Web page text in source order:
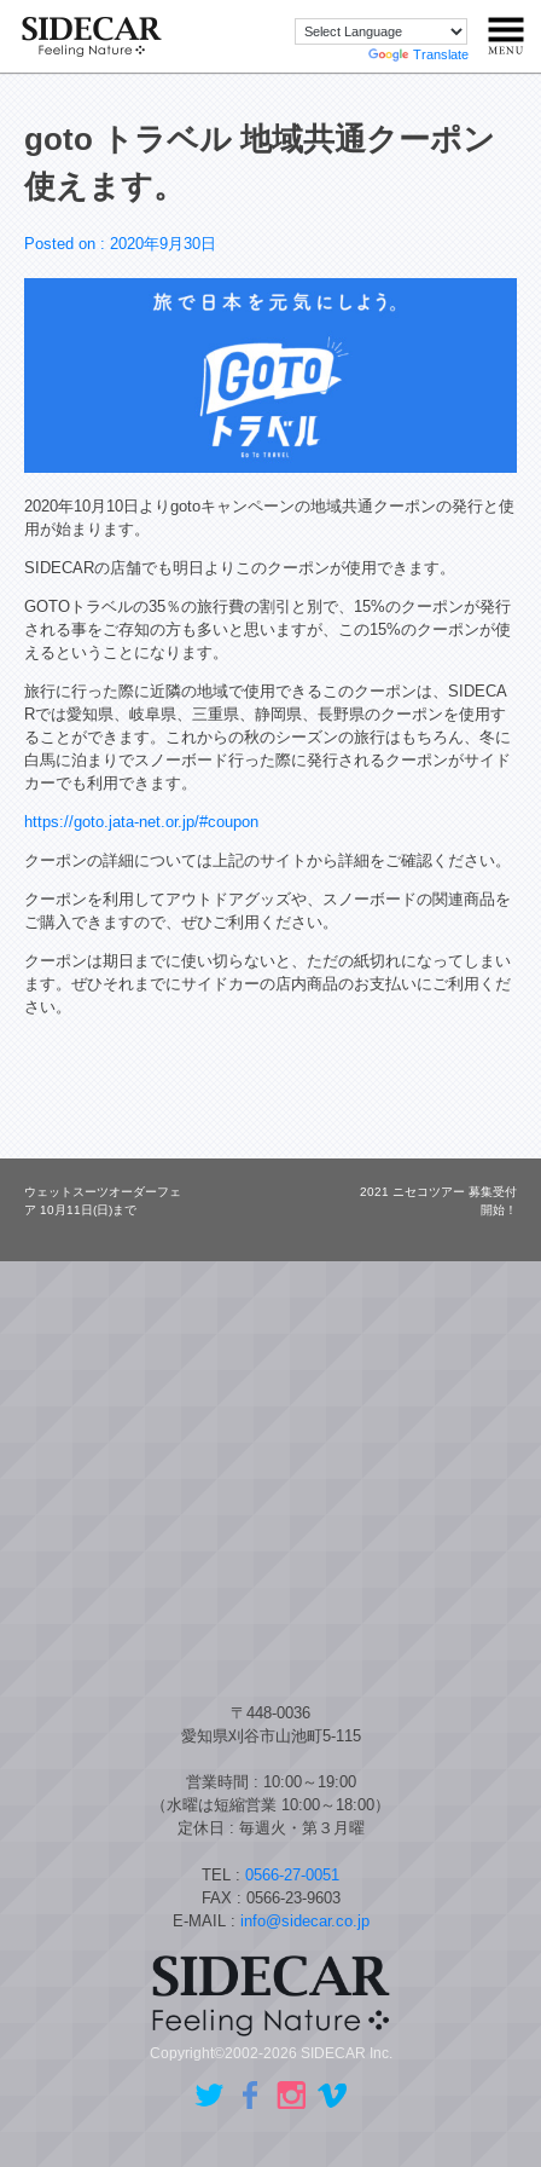
Translate
goto トラベル 地域共通クーポン
使えます。
Posted on : 2020年9月30日
2020年10月10日よりgotoキャンペーンの地域共通クーポンの発行と使
用が始まります。
SIDECARの店舗でも明日よりこのクーポンが使用できます。
GOTOトラベルの35％の旅行費の割引と別で、15%のクーポンが発行
される事をご存知の方も多いと思いますが、この15%のクーポンが使
えるということになります。
旅行に行った際に近隣の地域で使用できるこのクーポンは、SIDECA
Rでは愛知県、岐阜県、三重県、静岡県、長野県のクーポンを使用す
ることができます。これからの秋のシーズンの旅行はもちろん、冬に
白馬に泊まりでスノーボード行った際に発行されるクーポンがサイド
カーでも利用できます。
https://goto.jata-net.or.jp/#coupon
クーポンの詳細については上記のサイトから詳細をご確認ください。
クーポンを利用してアウトドアグッズや、スノーボードの関連商品を
ご購入できますので、ぜひご利用ください。
クーポンは期日までに使い切らないと、ただの紙切れになってしまい
ます。ぜひそれまでにサイドカーの店内商品のお支払いにご利用くだ
さい。
ウェットスーツオーダーフェ
ア 10月11日(日)まで
2021 ニセコツアー 募集受付
開始！
〒448-0036
愛知県刈谷市山池町5-115
営業時間 : 10:00～19:00
（水曜は短縮営業 10:00～18:00）
定休日 : 毎週火・第３月曜
TEL : 0566-27-0051
FAX : 0566-23-9603
E-MAIL : info@sidecar.co.jp
Copyright©2002-2026 SIDECAR Inc.